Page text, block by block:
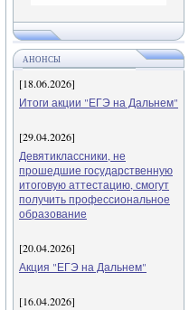
АНОНСЫ
[18.06.2026]
Итоги акции "ЕГЭ на Дальнем"
[29.04.2026]
Девятиклассники, не
прошедшие государственную
итоговую аттестацию, смогут
получить профессиональное
образование
[20.04.2026]
Акция "ЕГЭ на Дальнем"
[16.04.2026]